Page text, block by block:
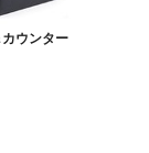
ウンター